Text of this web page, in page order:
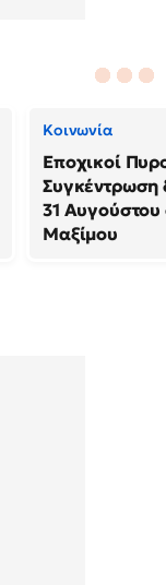
Κοινωνία
Εποχικοί
Συγκέντρωση
31
Μαξίμου